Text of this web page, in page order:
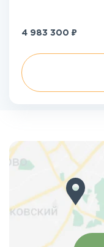
4 983 300 ₽